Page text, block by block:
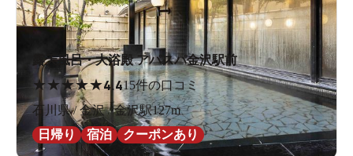
露天風呂・大浴殿 アパスパ金沢駅前
★ ★ ★★★4.415件の口コミ
石川県 / 金沢 / 金沢駅127m
日帰り
宿泊 クーポンあり